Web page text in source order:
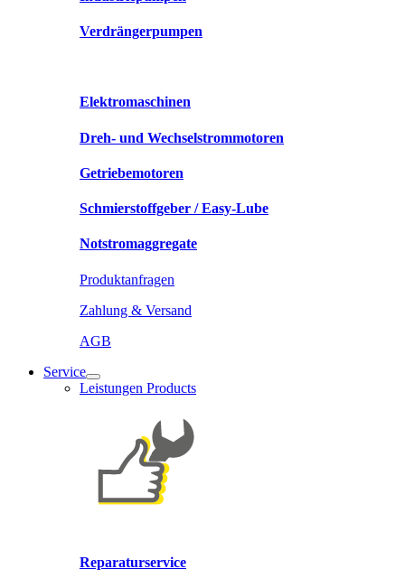
Verdrängerpumpen
Elektromaschinen
Dreh- und Wechselstrommotoren
Getriebemotoren
Schmierstoffgeber / Easy-Lube
Notstromaggregate
Produktanfragen
Zahlung & Versand
AGB
Service
Leistungen Products
Reparaturservice